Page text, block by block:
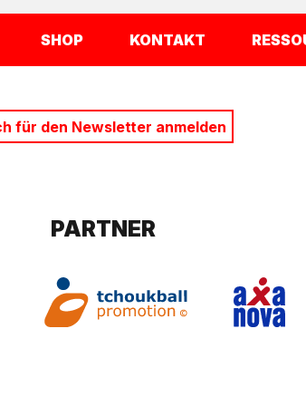
SHOP KONTAKT
für den Newsletter anmelden
PARTNER